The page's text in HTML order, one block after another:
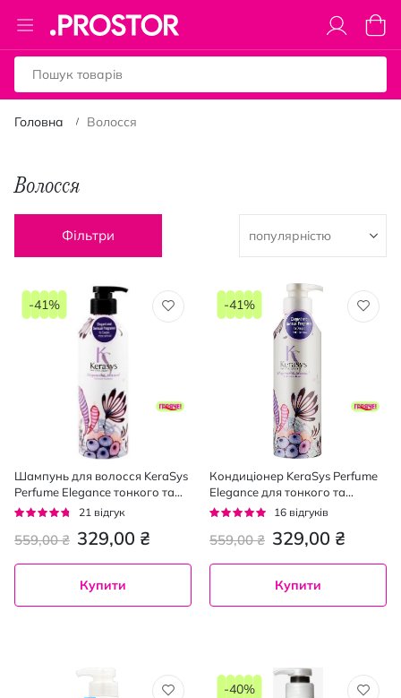
Toggle
Nav
Кошик
Головна Волосся
Волосся
Фільтри
Шампунь для волосся KeraSys
Perfume Elegance тонкого та
ослабленого , 600 мл
Рейтинг:
21 відгук
329,00 ₴
559,00 ₴
-41%
Купити
Кондиціонер KeraSys Perfume
Elegance для тонкого та
ослабленого волосся 600 мл
Рейтинг:
16 відгуків
329,00 ₴
559,00 ₴
-41%
Купити
-40%